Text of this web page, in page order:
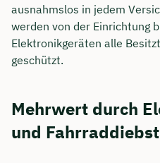
ausnahmslos in jedem
werden von der Einrichtung
Elektronikgeräten alle
geschützt.
Mehrwert durch
und